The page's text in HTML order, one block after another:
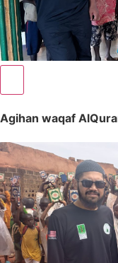
Agihan waqaf